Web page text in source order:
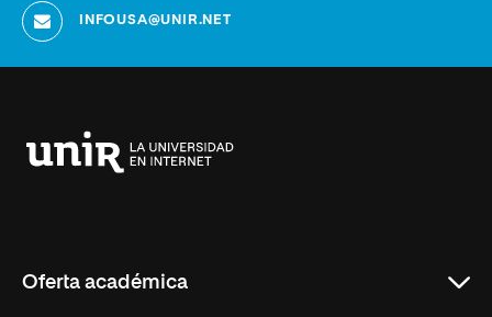
INFOUSA@UNIR.NET
Oferta académica